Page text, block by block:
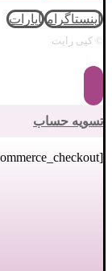
اینستاگرام آپارات
© کپی رایت
تسویه حساب
[woocommerce_checkout]